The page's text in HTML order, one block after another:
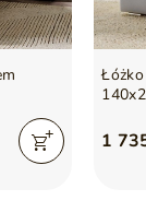
z o.o.
1